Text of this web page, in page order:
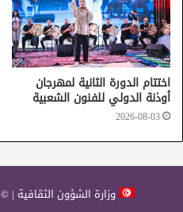
اختتام الدورة الثانية لمهرجان
أوذنة الدولي للفنون الشعبية
2026-08-03
وزارة الشؤون الثقافية | ©2026 جميع الحقوق محفوظة